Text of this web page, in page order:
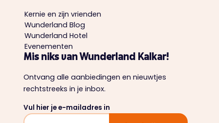
Kernie en zijn vrienden
Wunderland Blog
Wunderland Hotel
Evenementen
Mis niks van Wunderland Kalkar!
Ontvang alle aanbiedingen en nieuwtjes
rechtstreeks in je inbox.
Vul hier je e-mailadres in